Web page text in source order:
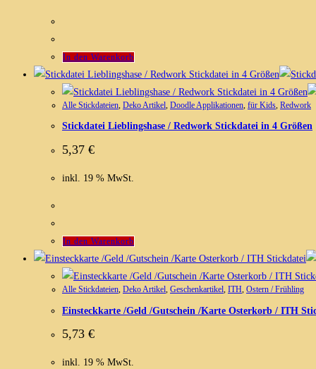
In den Warenkorb
Alle Stickdateien, Deko Artikel, Doodle Applikationen, für Kids, Redwork
Stickdatei Lieblingshase / Redwork Stickdatei in 4 Größen
5,37 €
inkl. 19 % MwSt.
In den Warenkorb
Alle Stickdateien, Deko Artikel, Geschenkartikel, ITH, Ostern / Frühling
Einsteckkarte /Geld /Gutschein /Karte Osterkorb / ITH
5,73 €
inkl. 19 % MwSt.